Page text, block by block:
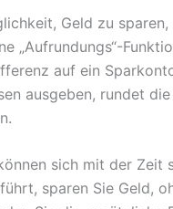
Geld zu sparen,
„Aufrundungs“-
auf ein
ausgeben, rundet
sich mit der Zeit
sparen Sie Geld,